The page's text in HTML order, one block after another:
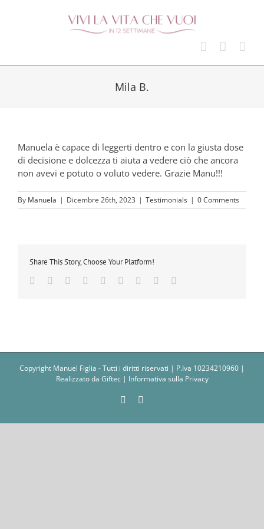
Mila B.
Manuela è capace di leggerti dentro e con la giusta dose
di decisione e dolcezza ti aiuta a vedere ciò che ancora
non avevi e potuto o voluto vedere. Grazie Manu!!!
By Manuela | Dicembre 26th, 2023 | Testimonials | 0 Comments
Share This Story, Choose Your Platform!
Facebook
TwitterLinkedIn
Reddit Whatsapp
TumblrPinterest
Copyright Manuel Figlia - Tutti i diritti riservati | P.Iva 10234210960 |
Realizzato da Giftec| Informativa sulla Privacy
Facebook